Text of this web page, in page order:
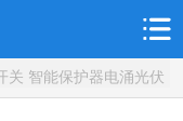
关 智能保护器电涌光伏